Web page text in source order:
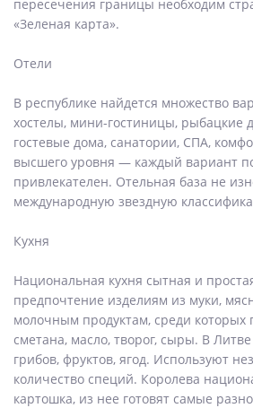
пересечения границы необходим
«Зеленая карта».
Отели
В республике найдется множество
хостелы, мини-гостиницы, рыбацкие
гостевые дома, санатории, СПА,
высшего уровня — каждый вариант
привлекателен. Отельная база не
международную звездную
Кухня
Национальная кухня сытная и
предпочтение изделиям из муки,
молочным продуктам, среди которых
сметана, масло, творог, сыры. В
грибов, фруктов, ягод. Используют
количество специй. Королева
картошка, из нее готовят самые